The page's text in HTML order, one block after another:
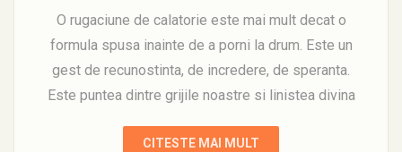
O rugaciune de calatorie este mai mult decat o
formula spusa inainte de a porni la drum. Este un
gest de recunostinta, de incredere, de speranta.
Este puntea dintre grijile noastre si linistea divina
CITESTE MAI MULT